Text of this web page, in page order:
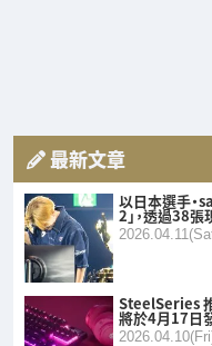
最新文章
以日本選手・
2」，透過38
SteelSeries
將於4月17日